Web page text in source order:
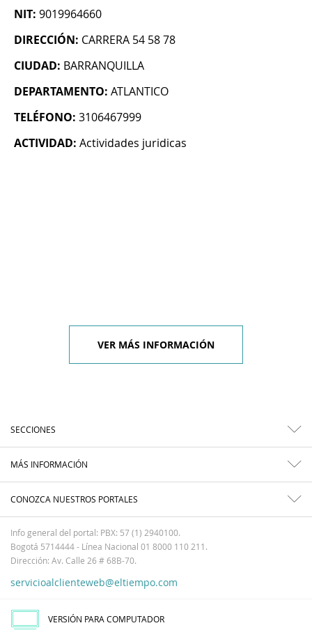
NIT: 9019964660
DIRECCIÓN: CARRERA 54 58 78
CIUDAD: BARRANQUILLA
DEPARTAMENTO: ATLANTICO
TELÉFONO: 3106467999
ACTIVIDAD: Actividades juridicas
VER MÁS INFORMACIÓN
SECCIONES
MÁS INFORMACIÓN
CONOZCA NUESTROS PORTALES
Info general del portal: PBX: 57 (1) 2940100.
Bogotá 5714444 - Línea Nacional 01 8000 110 211.
Dirección: Av. Calle 26 # 68B-70.
servicioalclienteweb@eltiempo.com
VERSIÓN PARA COMPUTADOR